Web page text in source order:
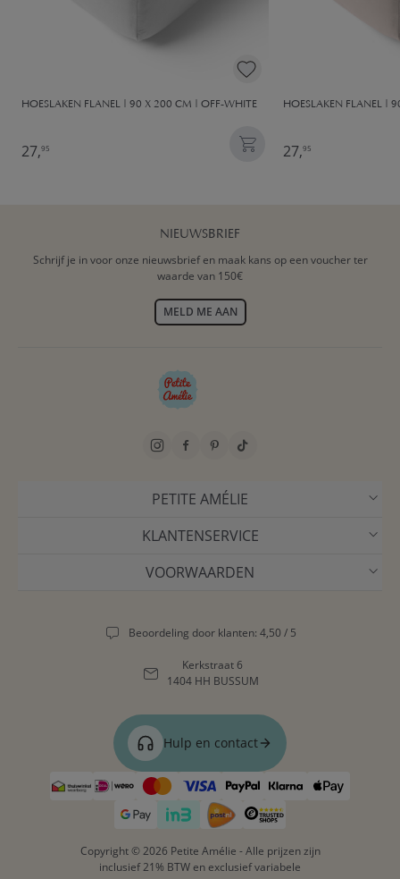
HOESLAKEN FLANEL | 90 X 200 CM | OFF-WHITE
27,95
HOESLAKEN FLANEL |
27,95
NIEUWSBRIEF
Schrijf je in voor onze nieuwsbrief en maak kans op een voucher ter
waarde van 150€
MELD ME AAN
PETITE AMÉLIE
KLANTENSERVICE
VOORWAARDEN
Beoordeling door klanten: 4,50 / 5
Kerkstraat 6
1404 HH BUSSUM
Hulp en contact
Copyright © 2026 Petite Amélie - Alle prijzen zijn
inclusief 21% BTW en exclusief variabele